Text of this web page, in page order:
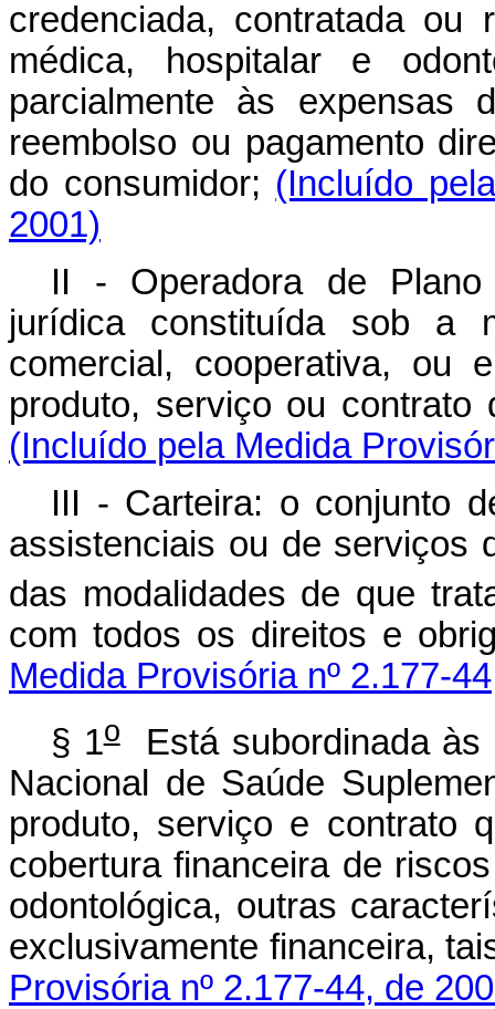
credenciada, contratada ou
médica, hospitalar e
parcialmente às expensas
reembolso ou pagamento
do consumidor; (Incluído
2001)
II - Operadora de
jurídica constituída sob a
comercial, cooperativa, ou
produto, serviço ou
(Incluído pela Medida
III - Carteira: o conjunto
assistenciais ou de serviços
das modalidades de que
com todos os direitos e
Medida Provisória nº 2.177-
§ 1oEstá subordinada às
Nacional de Saúde
produto, serviço e contrato
cobertura financeira de
odontológica, outras
exclusivamente financeira,
Provisória nº 2.177-44, de